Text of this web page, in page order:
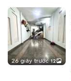
26 giây trước 12